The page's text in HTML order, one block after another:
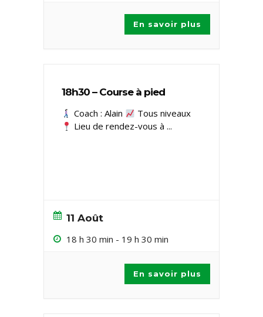
En savoir plus
18h30 – Course à pied
Coach : Alain
Tous niveaux ​
Lieu de rendez-vous à...
11 Août
18 h 30 min - 19 h 30 min
En savoir plus